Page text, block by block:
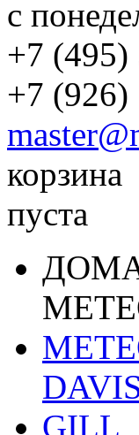
с
+7 (495)
+7 (926)
корзина
пуста
GILL